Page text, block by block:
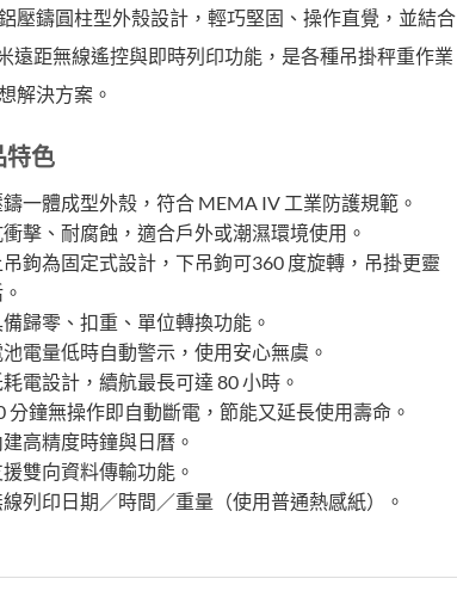
壓鑄圓柱型外殼設計，輕巧堅固、操作直覺，並結合
遠距無線遙控與即時列印功能，是各種吊掛秤重作業
解決方案。
特色
一體成型外殼，符合 MEMA IV 工業防護規範。
擊、耐腐蝕，適合戶外或潮濕環境使用。
鉤為固定式設計，下吊鉤可360 度旋轉，吊掛更靈
歸零、扣重、單位轉換功能。
電量低時自動警示，使用安心無虞。
電設計，續航最長可達 80 小時。
分鐘無操作即自動斷電，節能又延長使用壽命。
高精度時鐘與日曆。
雙向資料傳輸功能。
列印日期／時間／重量（使用普通熱感紙）。